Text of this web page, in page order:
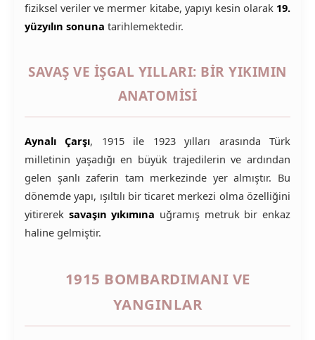
fiziksel veriler ve mermer kitabe, yapıyı kesin olarak 19.
yüzyılın sonuna tarihlemektedir.
SAVAŞ VE İŞGAL YILLARI: BIR YIKIMIN
ANATOMISI
Aynalı Çarşı, 1915 ile 1923 yılları arasında Türk
milletinin yaşadığı en büyük trajedilerin ve ardından
gelen şanlı zaferin tam merkezinde yer almıştır. Bu
dönemde yapı, ışıltılı bir ticaret merkezi olma özelliğini
yitirerek savaşın yıkımına uğramış metruk bir enkaz
haline gelmiştir.
1915 BOMBARDIMANI VE
YANGINLAR